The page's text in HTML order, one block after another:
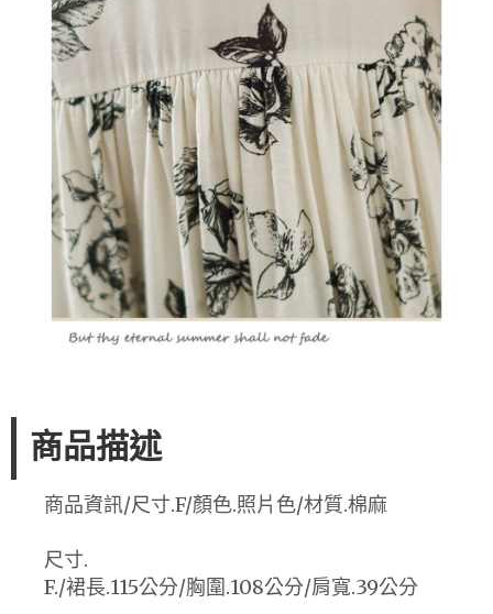
商品描述
商品資訊/尺寸.F/顏色.照片色/材質.棉麻
尺寸.
F./裙長.115公分/胸圍.108公分/肩寬.39公分